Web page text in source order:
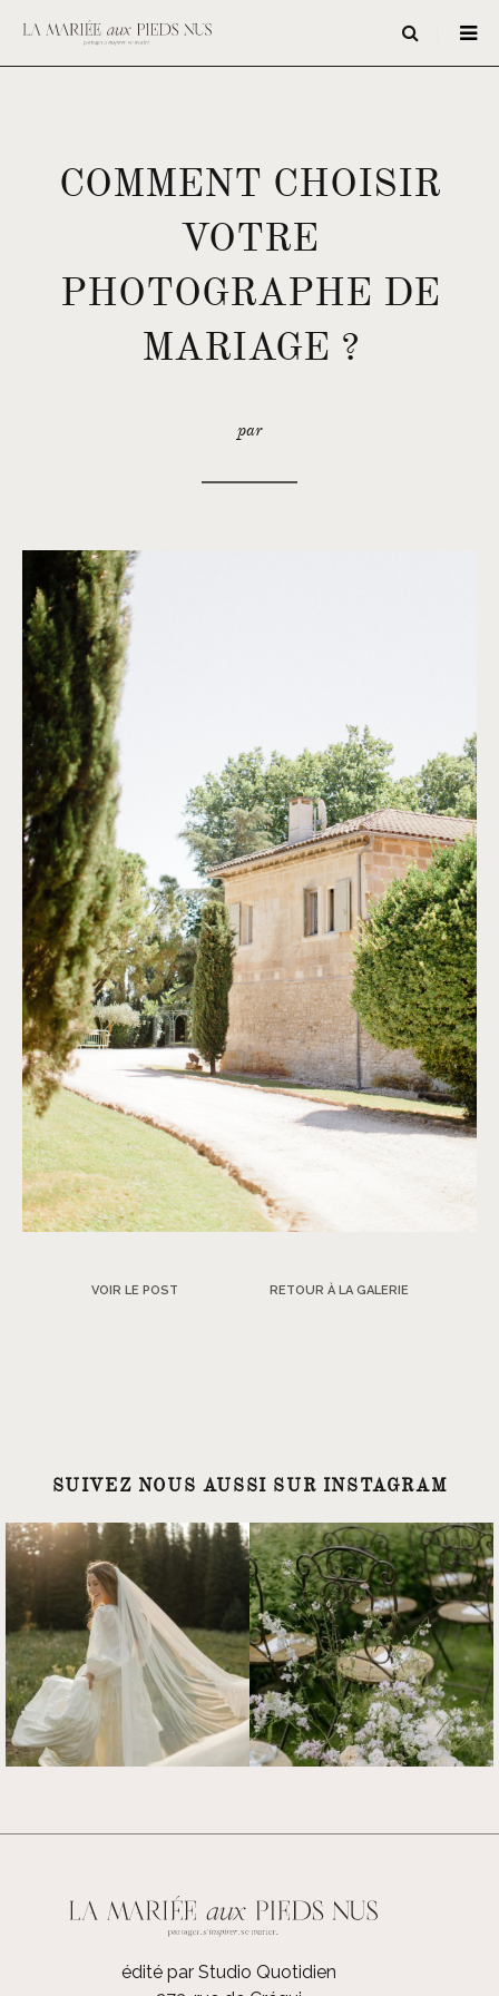
COMMENT CHOISIR
VOTRE
PHOTOGRAPHE DE
MARIAGE ?
par
VOIR LE POST RETOUR À LA GALERIE
SUIVEZ NOUS AUSSI SUR INSTAGRAM
édité par Studio Quotidien